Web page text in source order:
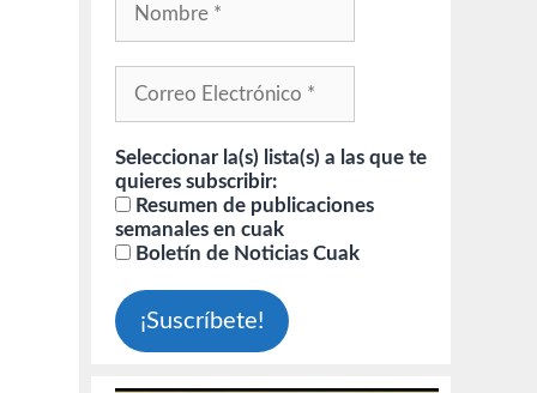
Seleccionar la(s) lista(s) a las que te
quieres subscribir:
Resumen de publicaciones
semanales en cuak
Boletín de Noticias Cuak